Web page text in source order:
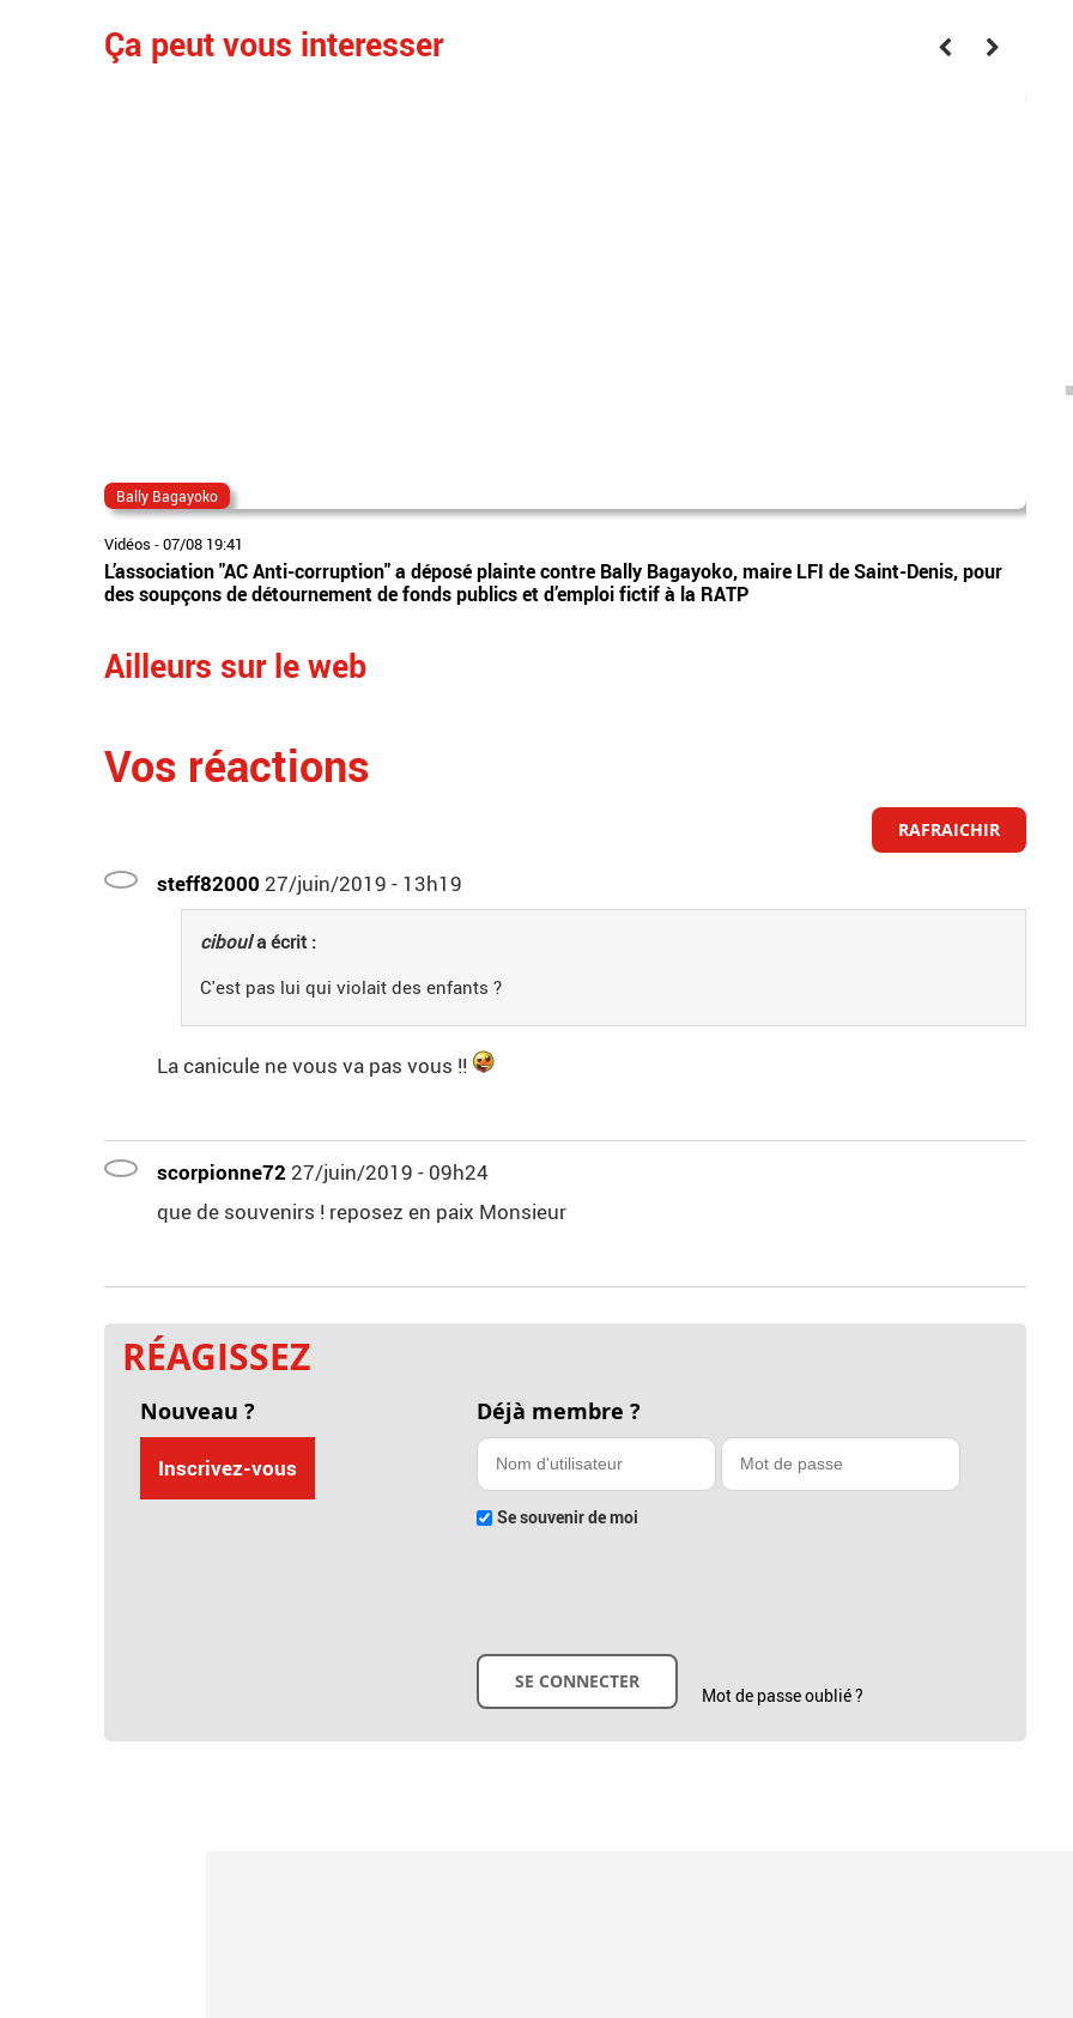
Ça peut vous interesser
Bally Bagayoko
Vidéos -07/08 19:41
L’association "AC Anti-corruption" a déposé plainte contre Bally Bagayoko, maire LFI de Saint-Denis, pour
des soupçons de détournement de fonds publics et d’emploi fictif à la RATP
Ailleurs sur le web
Vos réactions
RAFRAICHIR
steff82000 27/juin/2019 - 13h19
ciboula écrit :
C'est pas lui qui violait des enfants ?
La canicule ne vous va pas vous !!
scorpionne72 27/juin/2019 - 09h24
que de souvenirs ! reposez en paix Monsieur
RÉAGISSEZ
Nouveau ?
Inscrivez-vous
Déjà membre ?
Se souvenir de moi
Mot de passe oublié ?